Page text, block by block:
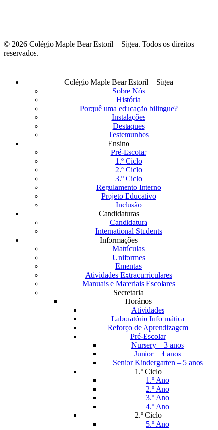
© 2026 Colégio Maple Bear Estoril – Sigea. Todos os direitos
reservados.
Fechar
Colégio Maple Bear Estoril – Sigea
Sobre Nós
História
Porquê uma educação bilingue?
Instalações
Destaques
Testemunhos
Ensino
Pré-Escolar
1.º Ciclo
2.º Ciclo
3.º Ciclo
Regulamento Interno
Projeto Educativo
Inclusão
Candidaturas
Candidatura
International Students
Informações
Matrículas
Uniformes
Ementas
Atividades Extracurriculares
Manuais e Materiais Escolares
Secretaria
Horários
Atividades
Laboratório Informática
Reforço de Aprendizagem
Pré-Escolar
Nursery – 3 anos
Junior – 4 anos
Senior Kindergarten – 5 anos
1.º Ciclo
1.º Ano
2.º Ano
3.º Ano
4.º Ano
2.º Ciclo
5.º Ano